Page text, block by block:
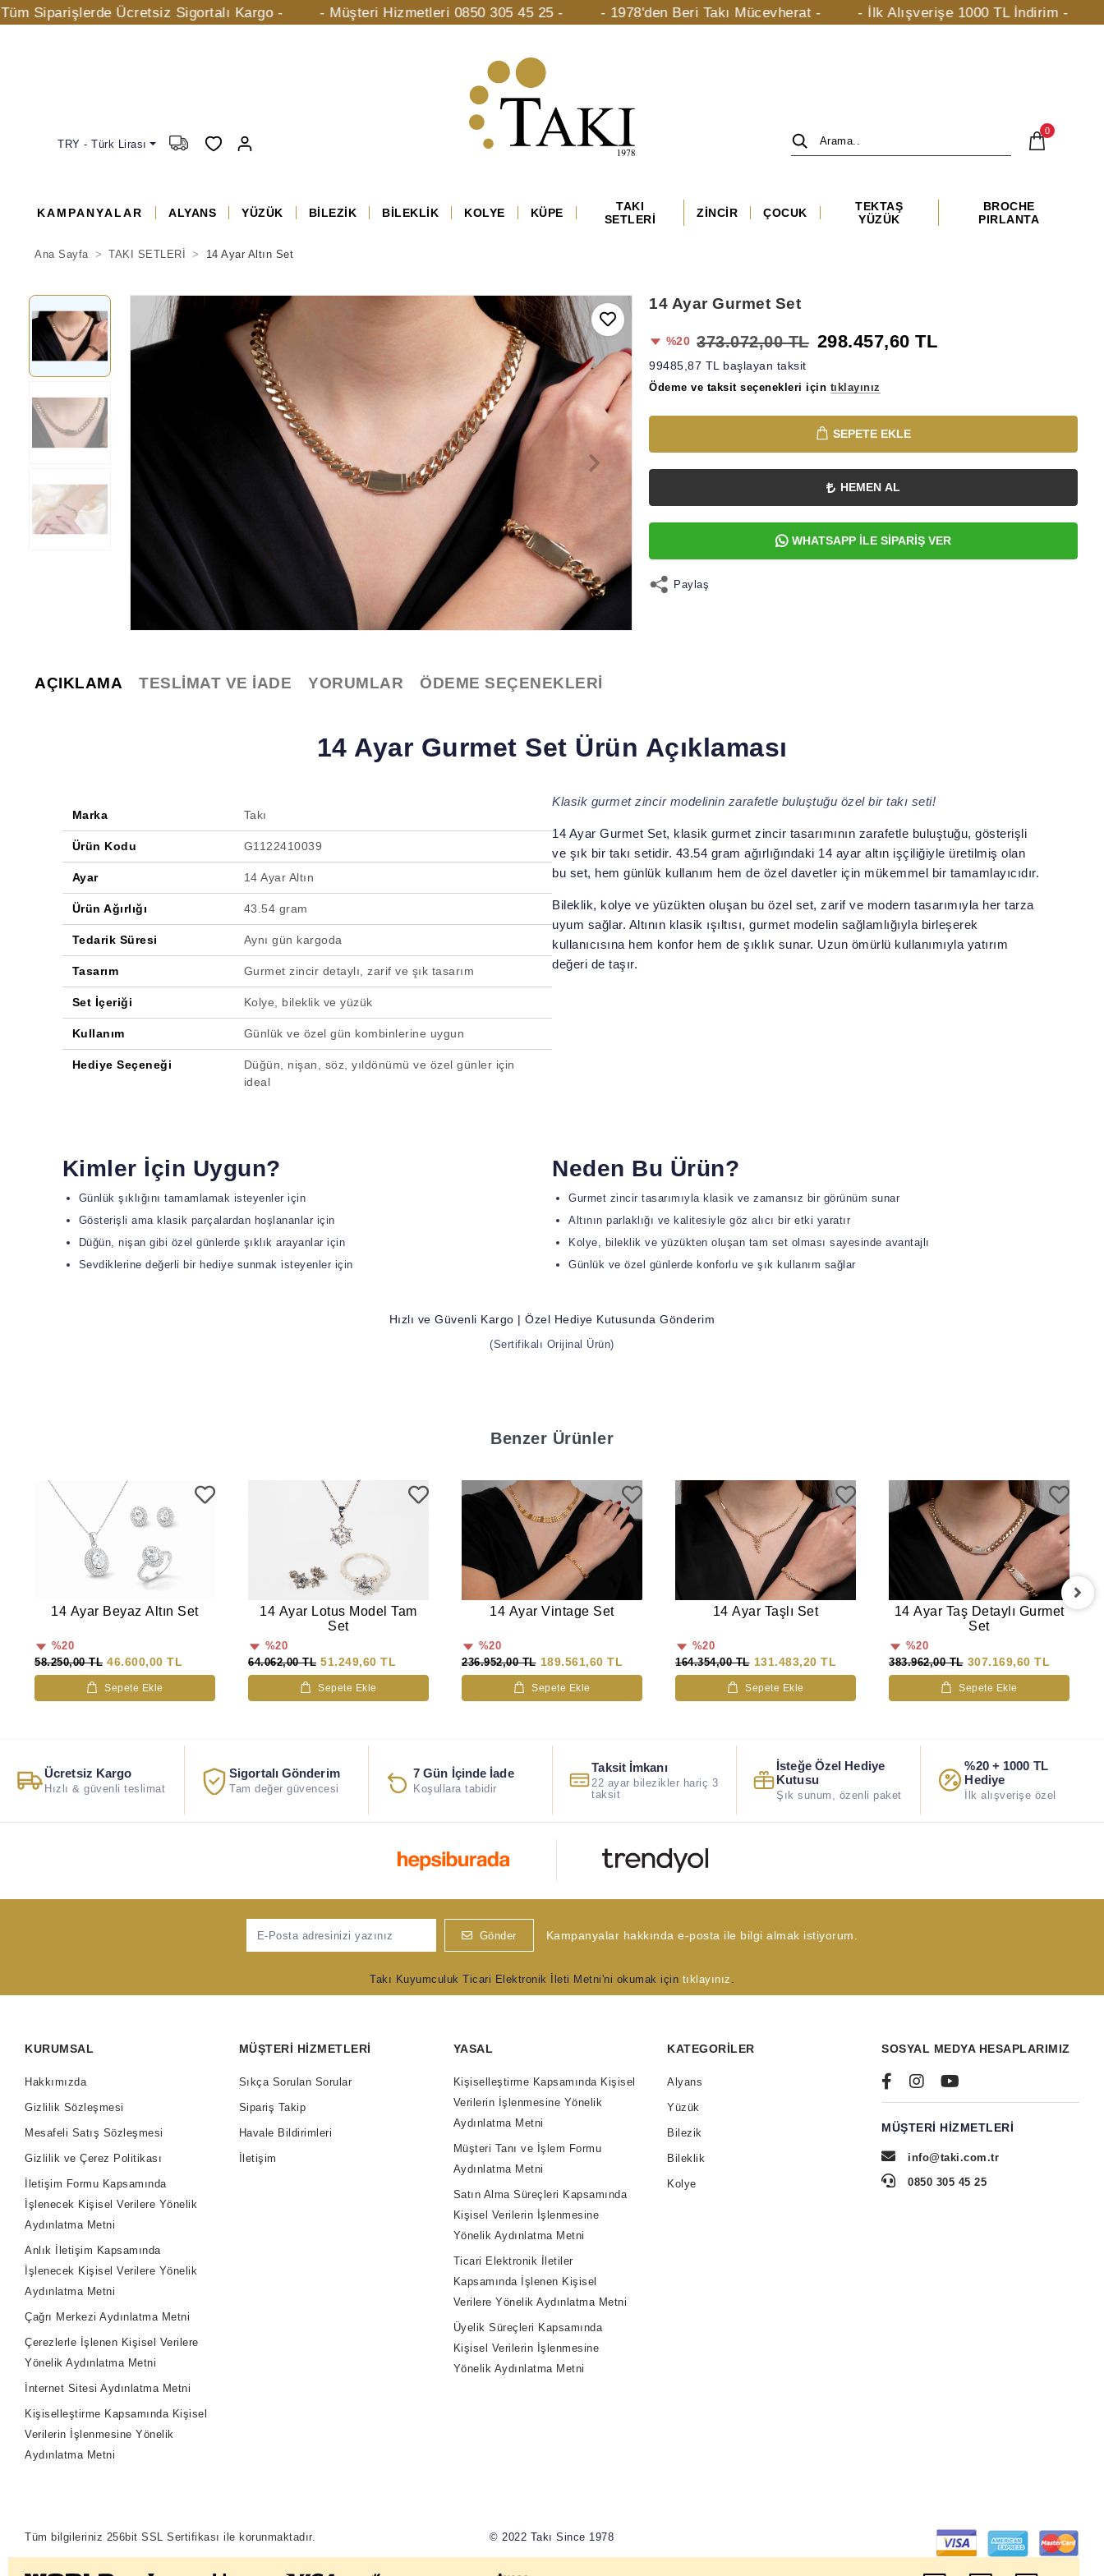
Ücretsiz Sigortalı Kargo - - Müşteri Hizmetleri 0850 305 45 25 - - 1978'den Beri Takı Mücevherat - - İlk Alışverişe 1000 TL İndirim - -
TRY - Türk Lirası
0
KAMPANYALAR ALYANS YÜZÜK BİLEZİK BİLEKLİK KOLYE KÜPE
TAKI
SETLERİ
ZİNCİR ÇOCUK
TEKTAŞ
YÜZÜK
BROCHE
PIRLANTA
Ana Sayfa TAKI SETLERİ 14 Ayar Altın Set
14 Ayar Gurmet Set
%20 373.072,00 TL 298.457,60 TL
99485,87 TL başlayan taksit
Ödeme ve taksit seçenekleri için tıklayınız
SEPETE EKLE
HEMEN AL
WHATSAPP İLE SİPARİŞ VER
Paylaş
AÇIKLAMA TESLIMAT VE İADE YORUMLAR ÖDEME SEÇENEKLERI
14 Ayar Gurmet Set Ürün Açıklaması
Marka Takı
Ürün Kodu G1122410039
Ayar 14 Ayar Altın
Ürün Ağırlığı 43.54 gram
Tedarik Süresi Aynı gün kargoda
Tasarım Gurmet zincir detaylı, zarif ve şık tasarım
Set İçeriği Kolye, bileklik ve yüzük
Kullanım Günlük ve özel gün kombinlerine uygun
Hediye Seçeneği
Düğün, nişan, söz, yıldönümü ve özel günler için
ideal
Klasik gurmet zincir modelinin zarafetle buluştuğu özel bir takı seti!
14 Ayar Gurmet Set, klasik gurmet zincir tasarımının zarafetle buluştuğu, gösterişli
ve şık bir takı setidir. 43.54 gram ağırlığındaki 14 ayar altın işçiliğiyle üretilmiş olan
bu set, hem günlük kullanım hem de özel davetler için mükemmel bir tamamlayıcıdır.
Bileklik, kolye ve yüzükten oluşan bu özel set, zarif ve modern tasarımıyla her tarza
uyum sağlar. Altının klasik ışıltısı, gurmet modelin sağlamlığıyla birleşerek
kullanıcısına hem konfor hem de şıklık sunar. Uzun ömürlü kullanımıyla yatırım
değeri de taşır.
Kimler İçin Uygun?
Günlük şıklığını tamamlamak isteyenler için
Gösterişli ama klasik parçalardan hoşlananlar için
Düğün, nişan gibi özel günlerde şıklık arayanlar için
Sevdiklerine değerli bir hediye sunmak isteyenler için
Neden Bu Ürün?
Gurmet zincir tasarımıyla klasik ve zamansız bir görünüm sunar
Altının parlaklığı ve kalitesiyle göz alıcı bir etki yaratır
Kolye, bileklik ve yüzükten oluşan tam set olması sayesinde avantajlı
Günlük ve özel günlerde konforlu ve şık kullanım sağlar
Hızlı ve Güvenli Kargo | Özel Hediye Kutusunda Gönderim
(Sertifikalı Orijinal Ürün)
Benzer Ürünler
14 Ayar Beyaz Altın Set
%20
58.250,00 TL 46.600,00 TL
Sepete Ekle
14 Ayar Lotus Model Tam
Set
%20
64.062,00 TL 51.249,60 TL
Sepete Ekle
14 Ayar Vintage Set
%20
236.952,00 TL 189.561,60 TL
Sepete Ekle
14 Ayar Taşlı Set
%20
164.354,00 TL 131.483,20 TL
Sepete Ekle
14 Ayar Taş Detaylı Gurmet
Set
%20
383.962,00 TL 307.169,60 TL
Sepete Ekle
Ücretsiz Kargo
Hızlı & güvenli teslimat
Sigortalı Gönderim
Tam değer güvencesi
7 Gün İçinde İade
Koşullara tabidir
Taksit İmkanı
22 ayar bilezikler hariç 3
taksit
İsteğe Özel Hediye
Kutusu
Şık sunum, özenli paket
%20 + 1000 TL
Hediye
İlk alışverişe özel
Gönder Kampanyalar hakkında e-posta ile bilgi almak istiyorum.
Takı Kuyumculuk Ticari Elektronik İleti Metni'ni okumak için tıklayınız .
KURUMSAL
Hakkımızda
Gizlilik Sözleşmesi
Mesafeli Satış Sözleşmesi
Gizlilik ve Çerez Politikası
İletişim Formu Kapsamında
İşlenecek Kişisel Verilere Yönelik
Aydınlatma Metni
Anlık İletişim Kapsamında
İşlenecek Kişisel Verilere Yönelik
Aydınlatma Metni
Çağrı Merkezi Aydınlatma Metni
Çerezlerle İşlenen Kişisel Verilere
Yönelik Aydınlatma Metni
İnternet Sitesi Aydınlatma Metni
Kişiselleştirme Kapsamında Kişisel
Verilerin İşlenmesine Yönelik
Aydınlatma Metni
MÜŞTERI HIZMETLERI
Sıkça Sorulan Sorular
Sipariş Takip
Havale Bildirimleri
İletişim
YASAL
Kişiselleştirme Kapsamında Kişisel
Verilerin İşlenmesine Yönelik
Aydınlatma Metni
Müşteri Tanı ve İşlem Formu
Aydınlatma Metni
Satın Alma Süreçleri Kapsamında
Kişisel Verilerin İşlenmesine
Yönelik Aydınlatma Metni
Ticari Elektronik İletiler
Kapsamında İşlenen Kişisel
Verilere Yönelik Aydınlatma Metni
Üyelik Süreçleri Kapsamında
Kişisel Verilerin İşlenmesine
Yönelik Aydınlatma Metni
KATEGORILER
Alyans
Yüzük
Bilezik
Bileklik
Kolye
SOSYAL MEDYA HESAPLARIMIZ
MÜŞTERI HIZMETLERI
info@taki.com.tr
0850 305 45 25
Tüm bilgileriniz 256bit SSL Sertifikası ile korunmaktadır. © 2022 Takı Since 1978